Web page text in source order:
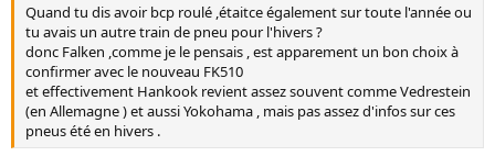
Quand tu dis avoir bcp roulé ,étaitce également sur toute l'année ou
tu avais un autre train de pneu pour l'hivers ?
donc Falken ,comme je le pensais , est apparement un bon choix à
confirmer avec le nouveau FK510
et effectivement Hankook revient assez souvent comme Vedrestein
(en Allemagne ) et aussi Yokohama , mais pas assez d'infos sur ces
pneus été en hivers .